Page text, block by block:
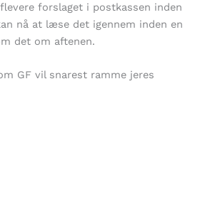
forslaget i postkassen inden
nå at læse det igennem inden en
det om aftenen.
GF vil snarest ramme jeres